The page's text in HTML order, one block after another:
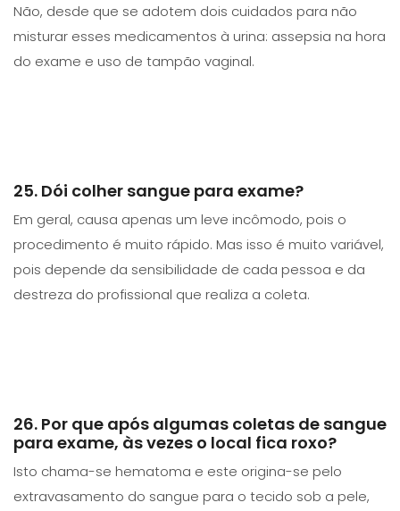
Não, desde que se adotem dois cuidados para não
misturar esses medicamentos à urina: assepsia na hora
do exame e uso de tampão vaginal.
25. Dói colher sangue para exame?
Em geral, causa apenas um leve incômodo, pois o
procedimento é muito rápido. Mas isso é muito variável,
pois depende da sensibilidade de cada pessoa e da
destreza do profissional que realiza a coleta.
26. Por que após algumas coletas de sangue
para exame, às vezes o local fica roxo?
Isto chama-se hematoma e este origina-se pelo
extravasamento do sangue para o tecido sob a pele,